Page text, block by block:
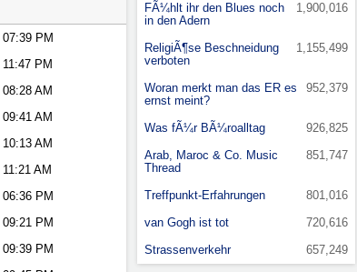
07:39 PM
11:47 PM
08:28 AM
09:41 AM
10:13 AM
11:21 AM
06:36 PM
09:21 PM
09:39 PM
1,900,016
FÃ¼hlt ihr den Blues noch
in den Adern
1,155,499
ReligiÃ¶se Beschneidung
verboten
952,379
Woran merkt man das ER es
ernst meint?
926,825
Was fÃ¼r BÃ¼roalltag
851,747
Arab, Maroc & Co. Music
Thread
801,016
Treffpunkt-Erfahrungen
720,616
van Gogh ist tot
657,249
Strassenverkehr